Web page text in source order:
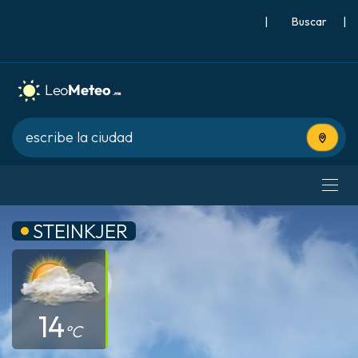
| |
Usa tu
STEINKJER
14°C